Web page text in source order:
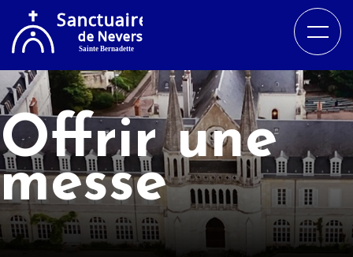
Offrir une
messe